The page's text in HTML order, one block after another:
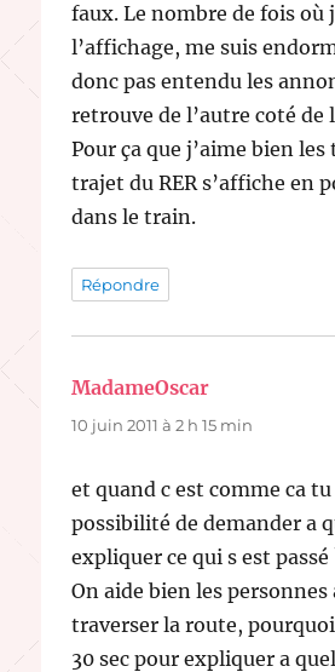
faux. Le nombre de fois où
l’affichage, me suis
donc pas entendu les
retrouve de l’autre coté de
Pour ça que j’aime bien
trajet du RER s’affiche en
dans le train.
Répondre
MadameOscar
10 juin 2011 à 2 h 15 min
et quand c est comme ca tu
possibilité de demander a
expliquer ce qui s est passé
On aide bien les personnes
traverser la route,
30 sec pour expliquer a